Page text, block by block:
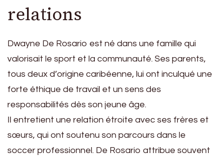
relations
Dwayne De Rosario est né dans une famille qui
valorisait le sport et la communauté. Ses parents,
tous deux d’origine caribéenne, lui ont inculqué une
forte éthique de travail et un sens des
responsabilités dès son jeune âge.
Il entretient une relation étroite avec ses frères et
sœurs, qui ont soutenu son parcours dans le
soccer professionnel. De Rosario attribue souvent